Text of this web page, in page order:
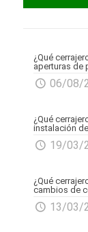
¿Qué
aperturas de
06/08/
¿Qué
instalación
19/03/
¿Qué
cambios de
13/03/